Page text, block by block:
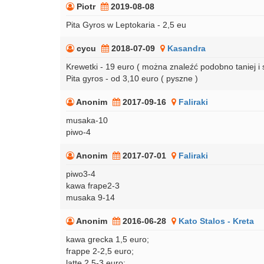
Piotr
2019-08-08
Pita Gyros w Leptokaria - 2,5 eu
cycu 2018-07-09
Kasandra
Krewetki - 19 euro ( można znaleźć podobno taniej i
Pita gyros - od 3,10 euro ( pyszne )
Anonim 2017-09-16
Faliraki
musaka-10
piwo-4
Anonim 2017-07-01
Faliraki
piwo3-4
kawa frape2-3
musaka 9-14
Anonim 2016-06-28
Kato Stalos - Kreta
kawa grecka 1,5 euro;
frappe 2-2,5 euro;